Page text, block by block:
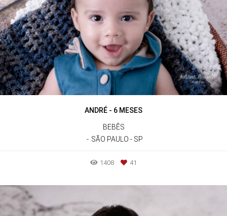
ANDRÉ - 6 MESES
BEBÊS
SÃO PAULO - SP
1408 41